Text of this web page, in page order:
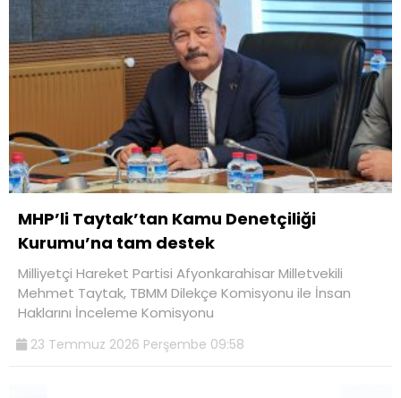
MHP’li Taytak’tan Kamu Denetçiliği
Kurumu’na tam destek
Milliyetçi Hareket Partisi Afyonkarahisar Milletvekili
Mehmet Taytak, TBMM Dilekçe Komisyonu ile İnsan
Haklarını İnceleme Komisyonu
23 Temmuz 2026 Perşembe 09:58